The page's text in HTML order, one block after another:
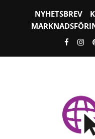
NYHETSBREV